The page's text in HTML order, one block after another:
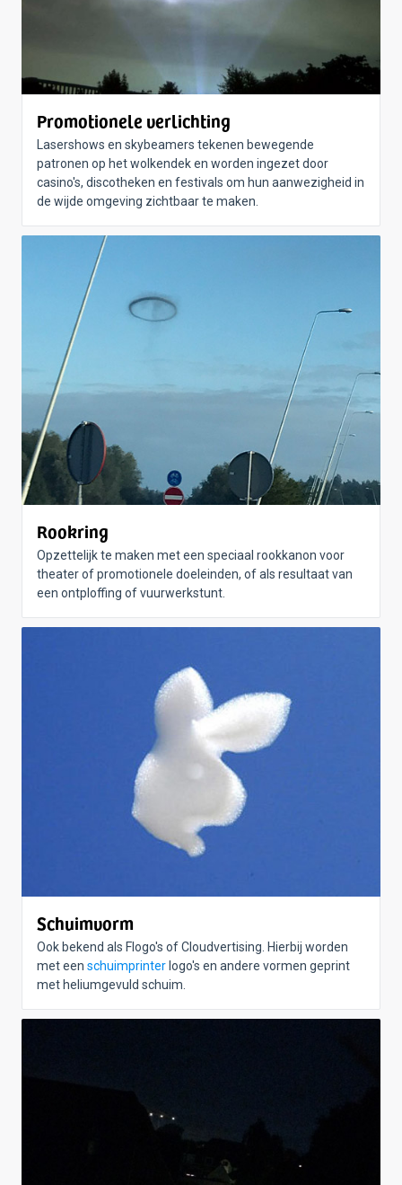
Promotionele verlichting
Lasershows en skybeamers tekenen bewegende
patronen op het wolkendek en worden ingezet door
casino's, discotheken en festivals om hun aanwezigheid in
de wijde omgeving zichtbaar te maken.
Rookring
Opzettelijk te maken met een speciaal rookkanon voor
theater of promotionele doeleinden, of als resultaat van
een ontploffing of vuurwerkstunt.
Schuimvorm
Ook bekend als Flogo's of Cloudvertising. Hierbij worden
met een schuimprinter logo's en andere vormen geprint
met heliumgevuld schuim.